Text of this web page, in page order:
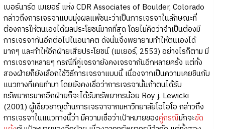
เบอร์นาร์ด เมเยอร์ แห่ง CDR Associates of Boulder, Colorado
กล่าวถึงการเจรจาแบบมุ่งผลแพ้ชนะว่าเป็นการเจรจาในลักษณะที่
ต้องการให้ตนเองได้ผลประโยชน์มากที่สุด โดยไม่คิดว่าจำเป็นต้องมี
การเจรจากันอีกต่อไปในอนาคต ดังนั้นจึงพยายามทำให้ตนเองได้
มากๆ และทำให้อีกฝ่ายเสียประโยชน์ (เมเยอร์, 2553) อย่างไรก็ตาม มี
การเจรจาหลายๆ กรณีที่คู่เจรจายังคงเจรจากันอีกหลายครั้ง แต่ทั้ง
สองฝ่ายก็ยังเลือกใช้วิธีการเจรจาแบบนี้ เนื่องจากเป็นความเคยชินกับ
แนวทางที่เคยทำมา โดยยังคงเชื่อว่าการเจรจานั้นถ้าตนได้รับ
ทรัพยากรมากอีกฝ่ายก็จะได้รับทรัพยากรน้อย Roy j. Lewicki
(2001) ผู้เชี่ยวชาญด้านการเจรจาจากมหาวิทยาลัยโอไฮโอ กล่าวถึง
การเจรจาในแนวทางนี้ว่า มีความเชื่อว่าเป้าหมายของคู่กรณีมักจะขัด